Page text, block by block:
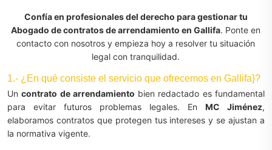
Confía en profesionales del derecho para gestionar tu
Abogado de contratos de arrendamiento en Gallifa. Ponte en
contacto con nosotros y empieza hoy a resolver tu situación
legal con tranquilidad.
1.- ¿En qué consiste el servicio que ofrecemos en Gallifa}?
Uncontrato de arrendamiento bien redactado es fundamental
para evitar futuros problemas legales. En MC Jiménez,
elaboramos contratos que protegen tus intereses y se ajustan a
la normativa vigente.